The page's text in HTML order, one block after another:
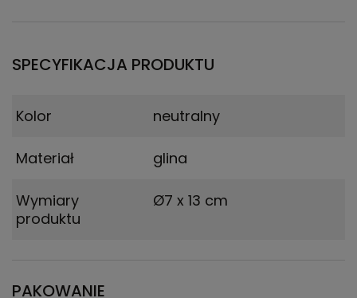
SPECYFIKACJA PRODUKTU
Kolor neutralny
Materiał glina
Wymiary
produktu
Ø7 x 13 cm
PAKOWANIE